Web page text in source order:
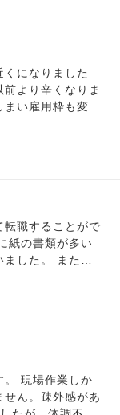
になりました
より辛くなりま
い雇用枠も変わ
が、自分を見誤
てしまったと前
も出来ず、もう
用なのですが、後
いっぱいです。
転職することがで
紙の書類が多い
。 また、
のですが「この
ものがなく、毎
、仕事内容につ
ような感じと体
長年働い
るのか…という気
。 現場作業しか
せん。疎外感があ